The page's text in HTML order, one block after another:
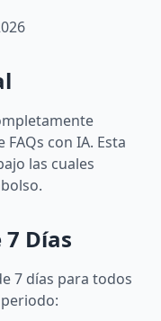
con IA. Esta
las cuales
Días
7 días para todos